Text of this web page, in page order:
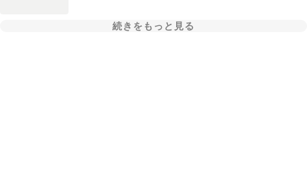
続きをもっと見る